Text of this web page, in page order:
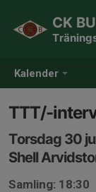
Kalender
CK
TTT/-
Torsdag 30
Shell
Samling: 18:30